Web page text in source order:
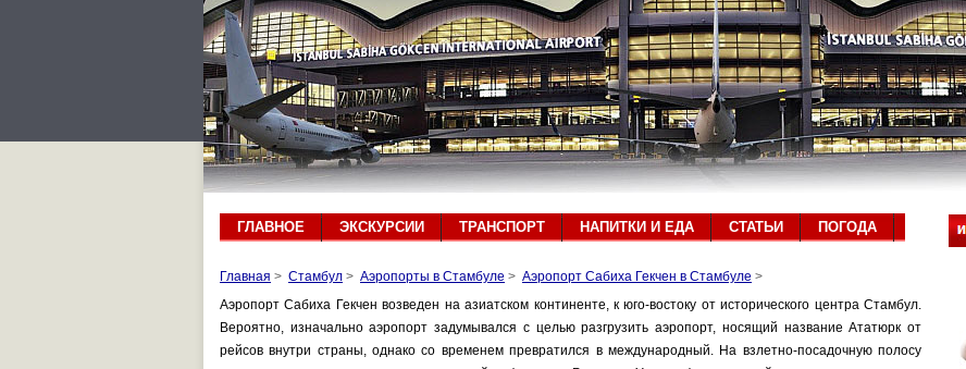
ГЛАВНОЕ ЭКСКУРСИИ ТРАНСПОРТ НАПИТКИ И ЕДА СТАТЬИ ПОГОДА
Главная > Стамбул > Аэропорты в Стамбуле > Аэропорт Сабиха Гекчен в Стамбуле >
Аэропорт Сабиха Гекчен возведен на азиатском континенте, к юго-востоку от исторического центра Стамбул.
Вероятно, изначально аэропорт задумывался с целью разгрузить аэропорт, носящий название Ататюрк от
рейсов внутри страны, однако со временем превратился в международный. На взлетно-посадочную полосу